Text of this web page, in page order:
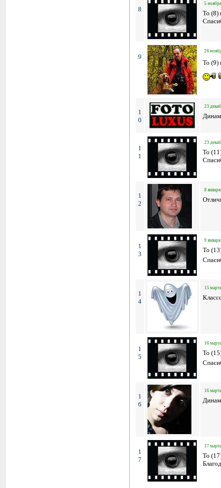
8
5
To (8)
9
26
To (9)
1
0
23
1
1
23
To
1
2
8
1
3
9
To
1
4
15
1
5
16
To
1
6
16
1
7
17
To